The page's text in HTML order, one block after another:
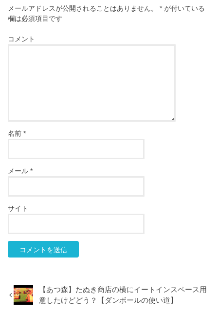
メールアドレスが公開されることはありません。 * が付いている
欄は必須項目です
コメント
名前*
メール*
サイト
【あつ森】たぬき商店の横にイートインスペース用
意したけどどう？【ダンボールの使い道】